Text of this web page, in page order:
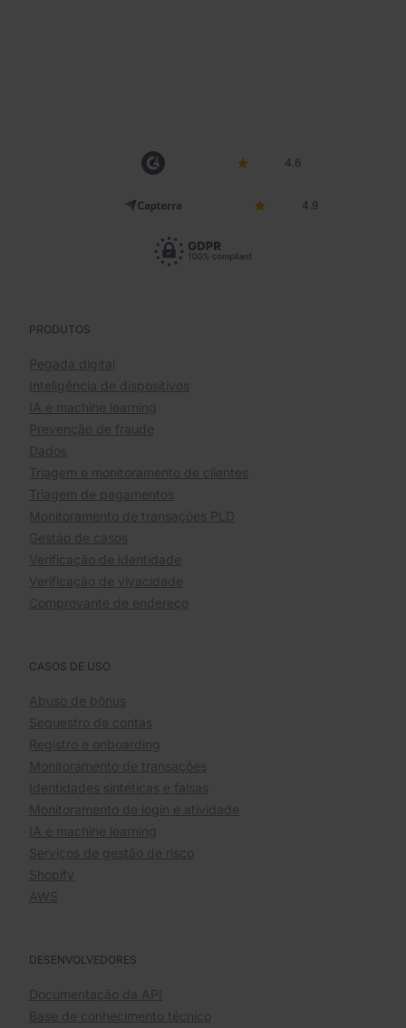
4.6
4.9
PRODUTOS
Pegada digital
Inteligência de dispositivos
IA e machine learning
Prevenção de fraude
Dados
Triagem e monitoramento de clientes
Triagem de pagamentos
Monitoramento de transações PLD
Gestão de casos
Verificação de identidade
Verificação de vivacidade
Comprovante de endereço
CASOS DE USO
Abuso de bônus
Sequestro de contas
Registro e onboarding
Monitoramento de transações
Identidades sintéticas e falsas
Monitoramento de login e atividade
IA e machine learning
Serviços de gestão de risco
Shopify
AWS
DESENVOLVEDORES
Documentação da API
Base de conhecimento técnico